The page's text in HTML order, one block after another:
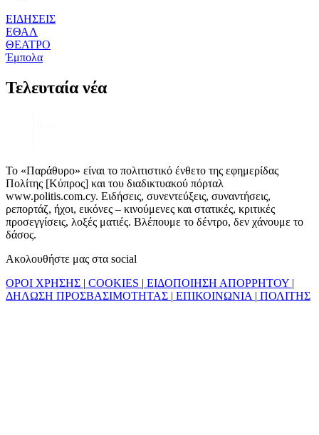
ΕΙΔΗΣΕΙΣ
ΕΘΑΛ
ΘΕΑΤΡΟ
Έμπολα
Τελευταία νέα
Το «Παράθυρο» είναι το πολιτιστικό ένθετο της εφημερίδας
Πολίτης [Κύπρος] και του διαδικτυακού πόρταλ
www.politis.com.cy. Ειδήσεις, συνεντεύξεις, συναντήσεις,
ρεπορτάζ, ήχοι, εικόνες – κινούμενες και στατικές, κριτικές
προσεγγίσεις, λοξές ματιές. Βλέπουμε το δέντρο, δεν χάνουμε το
δάσος.
Ακολουθήστε μας στα social
ΟΡΟΙ ΧΡΗΣΗΣ | COOKIES | ΕΙΔΟΠΟΙΗΣΗ ΑΠΟΡΡΗΤΟΥ |
ΔΗΛΩΣΗ ΠΡΟΣΒΑΣΙΜΟΤΗΤΑΣ | ΕΠΙΚΟΙΝΩΝΙΑ | ΠΟΛΙΤΗΣ